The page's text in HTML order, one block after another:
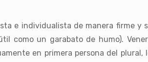
e individualista de manera firme
como un garabato de humo).
en primera persona del